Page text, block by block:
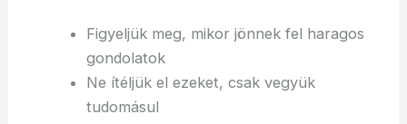
Figyeljük meg, mikor jönnek fel haragos
gondolatok
Ne ítéljük el ezeket, csak vegyük
tudomásul